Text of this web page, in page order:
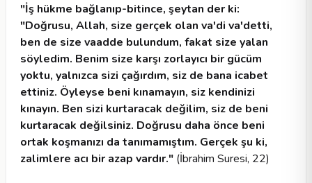
"İş hükme bağlanıp-bitince, şeytan der ki:
"Doğrusu, Allah, size gerçek olan va'di va'detti,
ben de size vaadde bulundum, fakat size yalan
söyledim. Benim size karşı zorlayıcı bir gücüm
yoktu, yalnızca sizi çağırdım, siz de bana icabet
ettiniz. Öyleyse beni kınamayın, siz kendinizi
kınayın. Ben sizi kurtaracak değilim, siz de beni
kurtaracak değilsiniz. Doğrusu daha önce beni
ortak koşmanızı da tanımamıştım. Gerçek şu ki,
zalimlere acı bir azap vardır." (İbrahim Suresi, 22)